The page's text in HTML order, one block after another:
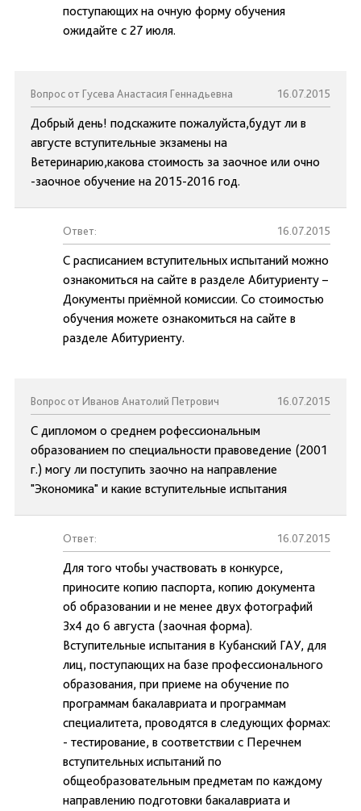
поступающих на очную форму обучения
ожидайте с 27 июля.
Вопрос от Гусева Анастасия Геннадьевна 16.07.2015
Добрый день! подскажите пожалуйста,будут ли в
августе вступительные экзамены на
Ветеринарию,какова стоимость за заочное или очно
-заочное обучение на 2015-2016 год.
Ответ: 16.07.2015
С расписанием вступительных испытаний можно
ознакомиться на сайте в разделе Абитуриенту –
Документы приёмной комиссии. Со стоимостью
обучения можете ознакомиться на сайте в
разделе Абитуриенту.
Вопрос от Иванов Анатолий Петрович 16.07.2015
С дипломом о среднем рофессиональным
образованием по специальности правоведение (2001
г.) могу ли поступить заочно на направление
"Экономика" и какие вступительные испытания
Ответ: 16.07.2015
Для того чтобы участвовать в конкурсе,
приносите копию паспорта, копию документа
об образовании и не менее двух фотографий
3х4 до 6 августа (заочная форма).
Вступительные испытания в Кубанский ГАУ, для
лиц, поступающих на базе профессионального
образования, при приеме на обучение по
программам бакалавриата и программам
специалитета, проводятся в следующих формах:
- тестирование, в соответствии с Перечнем
вступительных испытаний по
общеобразовательным предметам по каждому
направлению подготовки бакалавриата и